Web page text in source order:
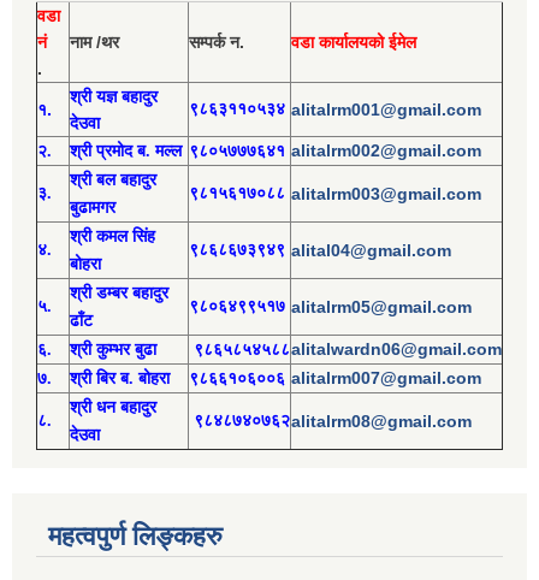
वडा
नं
.
नाम /थर सम्पर्क न. वडा कार्यालयको ईमेल
१.
श्री यज्ञ बहादुर
देउवा
९८६३११०५३४ alitalrm001@gmail.com
२. श्रीप्रमोदब. मल्ल ९८०५७७७६४१ alitalrm002@gmail.com
३.
श्रीबल बहादुर
बुढामगर
९८१५६१७०८८ alitalrm003@gmail.com
४.
श्री कमल सिंह
बोहरा
९८६८६७३९४९ alital04@gmail.com
५.
श्री डम्बर बहादुर
ढाँट
९८०६४९९५१७ alitalrm05@gmail.com
६. श्री कुम्भर बुढा ९८६५८५४५८८alitalwardn06@gmail.com
७. श्री बिर ब. बोहरा ९८६६१०६००६ alitalrm007@gmail.com
८.
श्री धन बहादुर
देउवा
९८४८७४०७६२alitalrm08@gmail.com
महत्वपुर्ण लिङ्कहरु